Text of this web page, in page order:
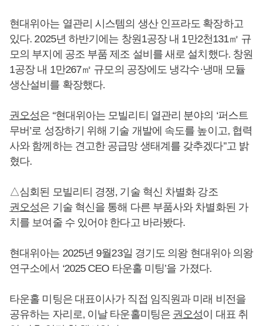
현대위아는 열관리 시스템의 생산 인프라도 확장하고
있다. 2025년 하반기에는 창원1공장 내 1만2천131㎡ 규
모의 부지에 공조 부품 제조 설비를 새로 설치했다. 창원
1공장 내 1만267㎡ 규모의 공장에도 냉각수·냉매 모듈
생산설비를 확장했다.
권오성은 “현대위아는 모빌리티 열관리 분야의 ‘퍼스트
무버’로 성장하기 위해 기술 개발에 속도를 높이고, 협력
사와 함께하는 견고한 공급망 생태계를 갖추겠다”고 밝
혔다.
△심회된 모빌리티 경쟁, 기술 혁신 차별화 강조
권오성은 기술 혁신을 통해 다른 부품사와 차별화된 가
치를 보여줄 수 있어야 한다고 바라봤다.
현대위아는 2025년 9월23일 경기도 의왕 현대위아 의왕
연구소에서 ‘2025 CEO 타운홀 미팅’을 가졌다.
타운홀 미팅은 대표이사가 직접 임직원과 미래 비전을
공유하는 자리로, 이날 타운홀미팅은 권오성이 대표 취